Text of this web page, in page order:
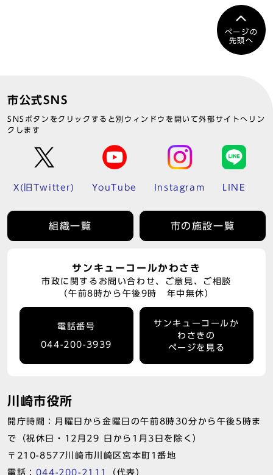
ページの
先頭へ
市公式SNS
SNSボタンをクリックすると別ウィンドウを開いて外部サイトへリン
クします
X(旧Twitter) YouTube Instagram LINE
組織一覧 市の施設一覧
サンキューコールかわさき
市政に関するお問い合わせ、ご意見、ご相談
（午前8時から午後9時 年中無休）
電話番号
044-200-3939
サンキューコールか
わさきの
ページを見る
川崎市役所
開庁時間：月曜日から金曜日の午前8時30分から午後5時ま
で（祝休日・12月29 日から1月3日を除く）
〒210-8577川崎市川崎区宮本町1番地
電話： 044-200-2111 （代表）